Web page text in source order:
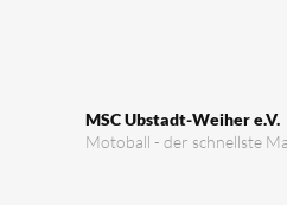
MSC Ubstadt-Weiher e.V.
Motoball - der schnellste